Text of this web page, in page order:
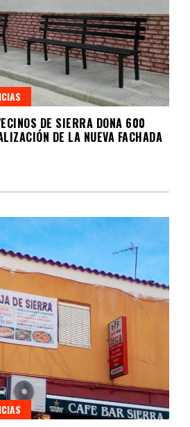
DE SIERRA DONA 600
DE LA NUEVA FACHADA